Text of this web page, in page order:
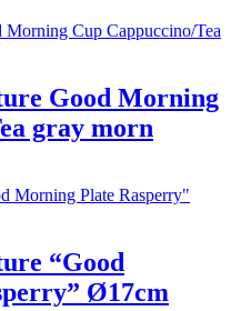
Good Morning
gray morn
“Good
Ø17cm